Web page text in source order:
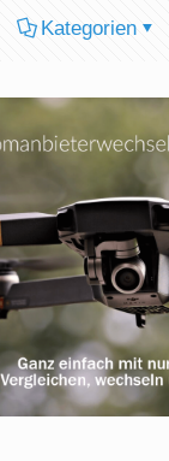
Kategorien